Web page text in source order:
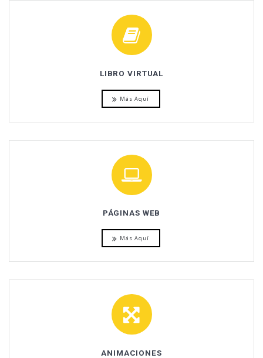
LIBRO VIRTUAL
Más Aquí
PÁGINAS WEB
Más Aquí
ANIMACIONES